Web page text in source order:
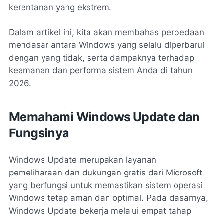
kerentanan yang ekstrem.
Dalam artikel ini, kita akan membahas perbedaan
mendasar antara Windows yang selalu diperbarui
dengan yang tidak, serta dampaknya terhadap
keamanan dan performa sistem Anda di tahun
2026.
Memahami Windows Update dan
Fungsinya
Windows Update merupakan layanan
pemeliharaan dan dukungan gratis dari Microsoft
yang berfungsi untuk memastikan sistem operasi
Windows tetap aman dan optimal. Pada dasarnya,
Windows Update bekerja melalui empat tahap